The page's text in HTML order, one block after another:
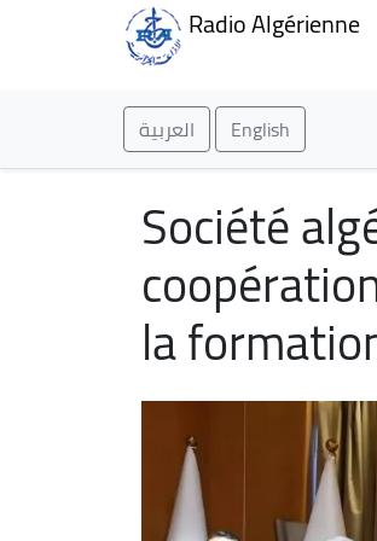
Radio Algérienne
العربية English
Société
la